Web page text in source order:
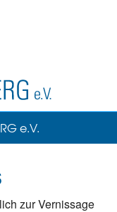
e.V.
zur Vernissage